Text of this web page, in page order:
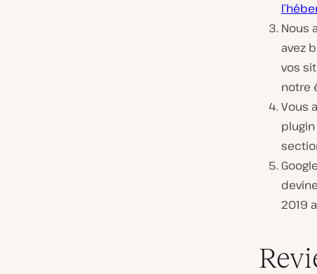
Nous
avez
vos
notre
Vous
2019